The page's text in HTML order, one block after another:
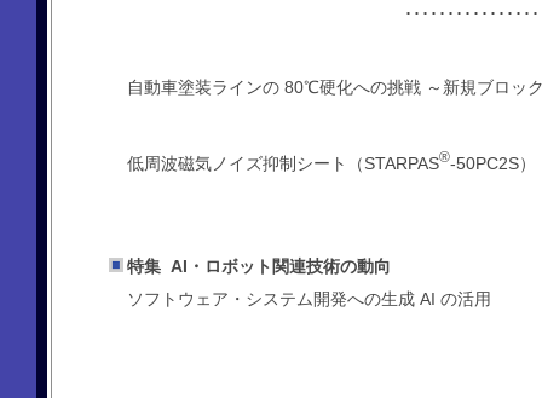
･･････････････
自動車塗装ラインの 80℃硬化への挑戦 ～新規ブロッ
低周波磁気ノイズ抑制シート（STARPAS®-50PC2S）
特集 AI・ロボット関連技術の動向
ソフトウェア・システム開発への生成 AI の活用